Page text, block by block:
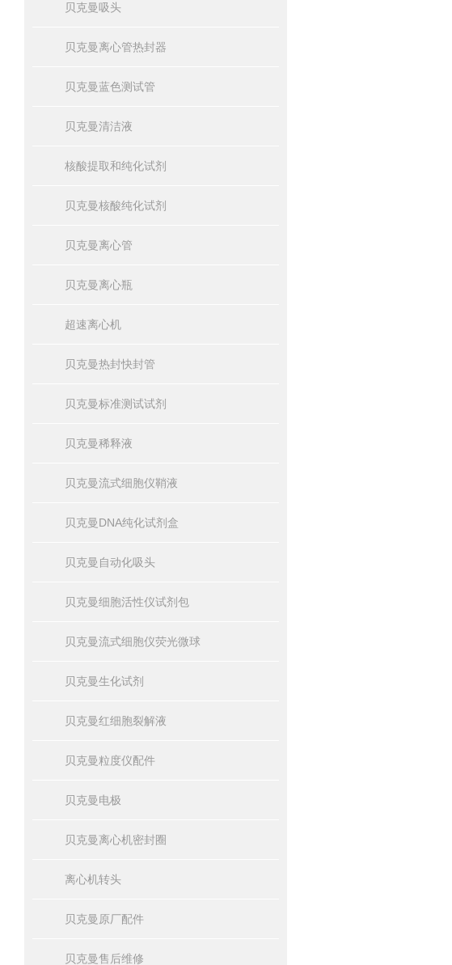
贝克曼吸头
贝克曼离心管热封器
贝克曼蓝色测试管
贝克曼清洁液
核酸提取和纯化试剂
贝克曼核酸纯化试剂
贝克曼离心管
贝克曼离心瓶
超速离心机
贝克曼热封快封管
贝克曼标准测试试剂
贝克曼稀释液
贝克曼流式细胞仪鞘液
贝克曼DNA纯化试剂盒
贝克曼自动化吸头
贝克曼细胞活性仪试剂包
贝克曼流式细胞仪荧光微球
贝克曼生化试剂
贝克曼红细胞裂解液
贝克曼粒度仪配件
贝克曼电极
贝克曼离心机密封圈
离心机转头
贝克曼原厂配件
贝克曼售后维修